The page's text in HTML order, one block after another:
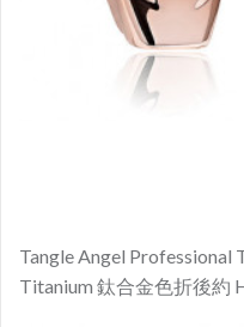
Tangle Angel Professional
Titanium 鈦合金色折後約